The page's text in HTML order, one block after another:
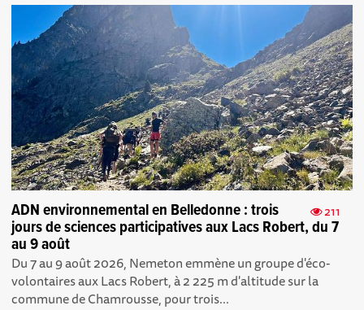
211
ADN environnemental en Belledonne : trois
jours de sciences participatives aux Lacs Robert, du 7
au 9 août
Du 7 au 9 août 2026, Nemeton emmène un groupe d'éco-
volontaires aux Lacs Robert, à 2 225 m d'altitude sur la
commune de Chamrousse, pour trois...